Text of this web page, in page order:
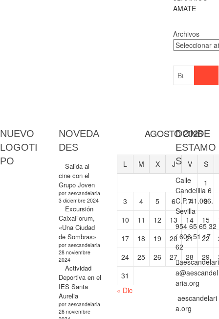
AMATE
Archivos
NUEVO
LOGOTI
PO
NOVEDA
DES
Salida al
cine con el
Grupo Joven
por aescandelaria
3 diciembre 2024
Excursión
CaixaForum,
«Una Ciudad
de Sombras»
por aescandelaria
28 noviembre
2024
Actividad
Deportiva en el
IES Santa
Aurelia
por aescandelaria
26 noviembre
AGOSTO 2026
L M X J V
S
1
3
4 5 6 7
8
10
11 12 13 14 15
17
18 19 20 21 22
24
25 26 27 28 29
31
« Dic
DONDE
ESTAMO
S
Calle
Candelilla 6
C.P. 41.006.
Sevilla
954 65 65 32
/ 606 51 17
62
aescandelari
a@aescandel
aria.org
aescandelari
a.org